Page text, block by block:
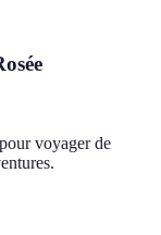
voyager de